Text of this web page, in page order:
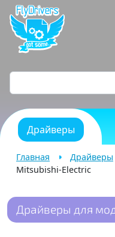
Драйверы
Главная Драйверы
Mitsubishi-Electric
Драйверы для